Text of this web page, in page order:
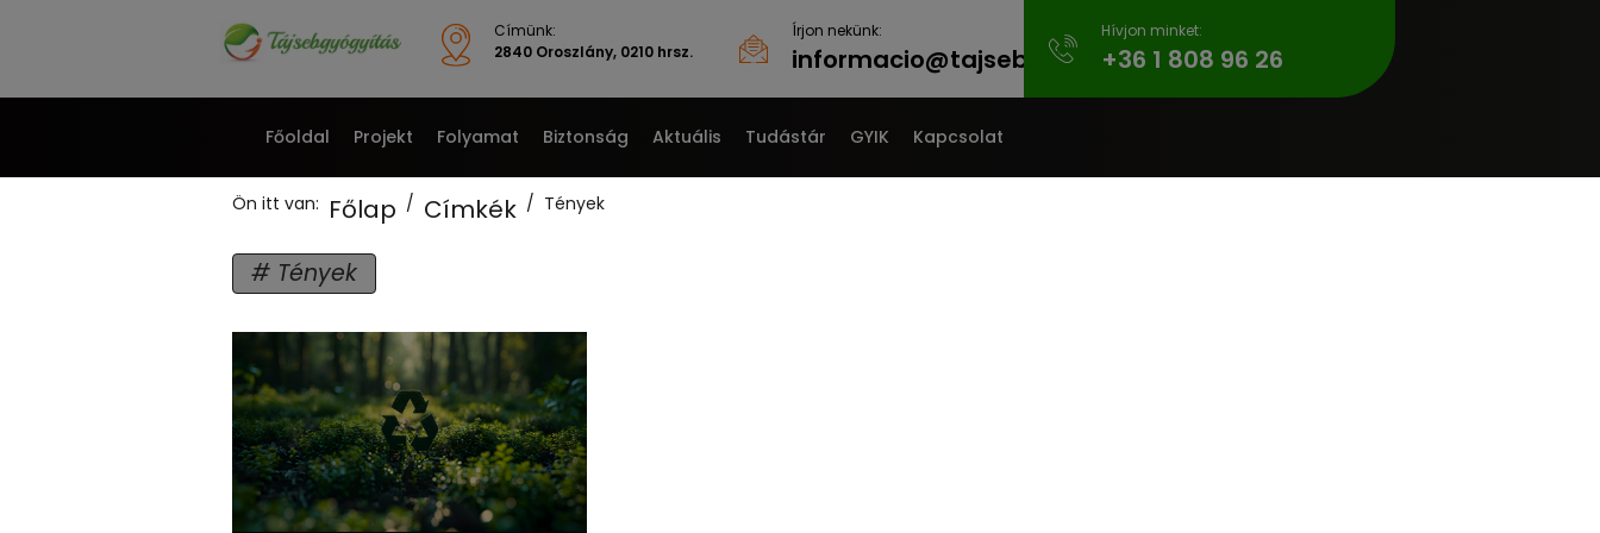
Címünk:
2840 Oroszlány, 0210 hrsz.
Írjon nekünk:
informacio@tajsebgyogyitas.hu
Hívjon minket:
+36 1 808 96 26
Főoldal Projekt Folyamat Biztonság Aktuális Tudástár GYIK Kapcsolat
Ön itt van: Főlap Címkék Tények
Tények